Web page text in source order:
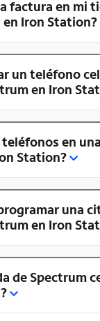
factura en mi
Iron Station?
un teléfono
en Iron
en
Station?
una
en Iron
de Spectrum